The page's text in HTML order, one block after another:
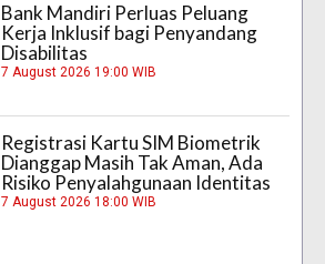
Bank Mandiri Perluas Peluang
Kerja Inklusif bagi Penyandang
Disabilitas
7 August 2026 19:00 WIB
Registrasi Kartu SIM Biometrik
Dianggap Masih Tak Aman, Ada
Risiko Penyalahgunaan Identitas
7 August 2026 18:00 WIB